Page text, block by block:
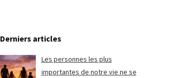
Derniers articles
Les personnes les plus
importantes de notre vie ne se